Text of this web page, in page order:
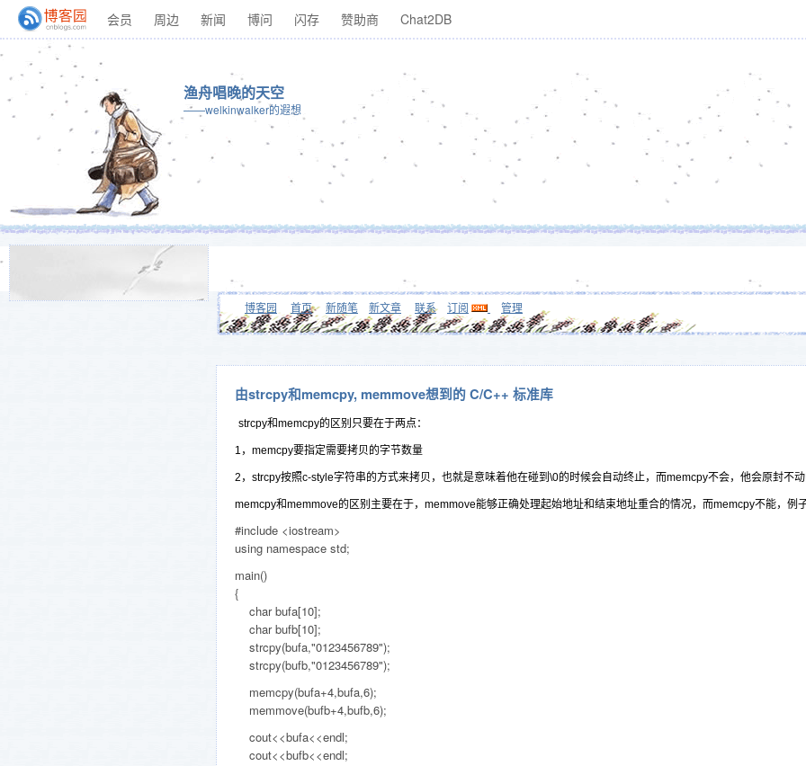
会员 周边 新闻 博问 闪存 赞助商 Chat2DB
渔舟唱晚的天空
——welkinwalker的遐想
博客园 首页 新随笔 新文章 联系 订阅 管理
由strcpy和memcpy, memmove想到的 C/C++ 标准库
strcpy和memcpy的区别只要在于两点：
1，memcpy要指定需要拷贝的字节数量
2，strcpy按照c-style字符串的方式来拷贝，也就是意味着他在碰到\0的时候会自动终止，而memcpy不会，他会原封不动
memcpy和memmove的区别主要在于，memmove能够正确处理起始地址和结束地址重合的情况，而memcpy不能，例子
#include <iostream>
using namespace std;
main()
{
char bufa[10];
char bufb[10];
strcpy(bufa,"0123456789");
strcpy(bufb,"0123456789");
memcpy(bufa+4,bufa,6);
memmove(bufb+4,bufb,6);
cout<<bufa<<endl;
cout<<bufb<<endl;